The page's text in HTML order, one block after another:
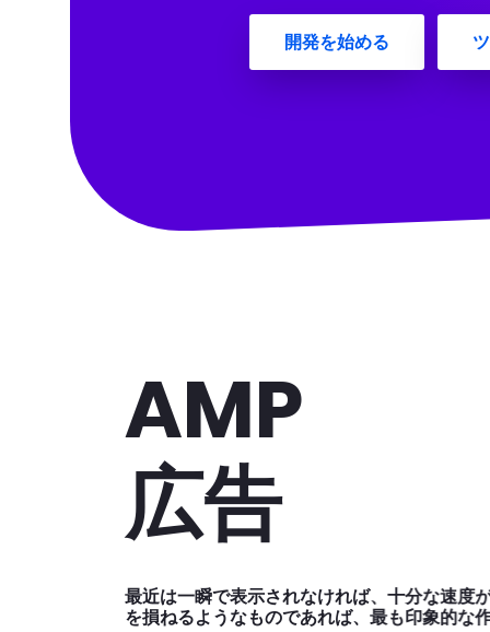
開発を始める
AMP
広告
最近は一瞬で表示されなければ、十分な速度
を損ねるようなものであれば、最も印象的な